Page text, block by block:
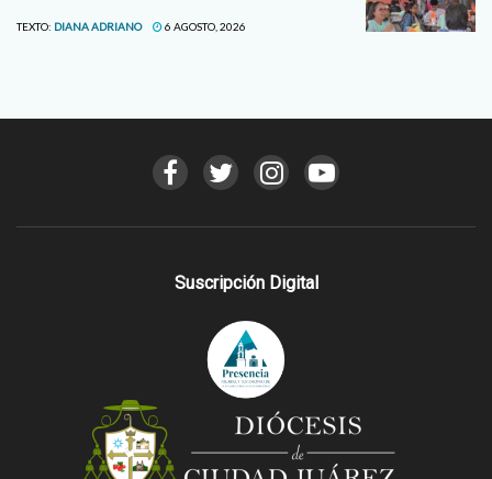
TEXTO: DIANA ADRIANO 6 AGOSTO, 2026
Suscripción Digital